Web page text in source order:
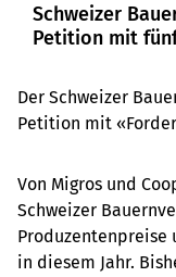
Schweizer
Petition mit
Der Schweizer
Petition mit
10 Prozent erhöht
ihre Produkte
Rund 62'000
vier Tagen
Von Migros und
Schweizer
Produzentenpreise
in diesem Jahr.